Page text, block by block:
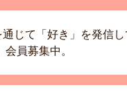
じて「好き」を発信
員募集中。